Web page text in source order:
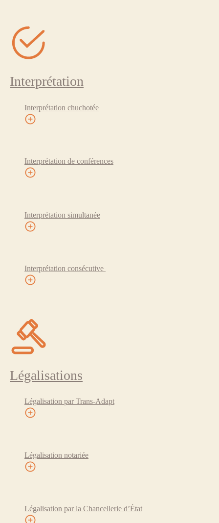
Interprétation
Interprétation chuchotée
Interprétation de conférences
Interprétation simultanée
Interprétation consécutive
Légalisations
Légalisation par Trans-Adapt
Légalisation notariée
Légalisation par la Chancellerie d’État